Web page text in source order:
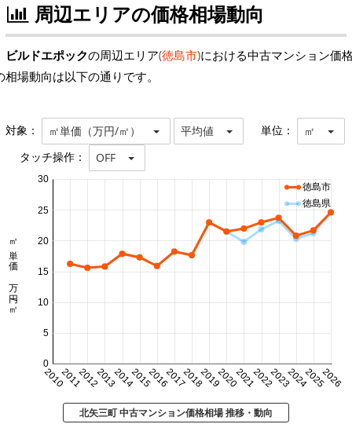
周辺エリアの価格相場動向
ビルドエポックの周辺エリア(徳島市)における中古マンション価
相場動向は以下の通りです。
対象： ㎡単価（万円/㎡） 平均値 単位： ㎡
タッチ操作： OFF
20102011201220132014201520162017201820192020202120222023202420252026
0
5
10
15
20
25
30
㎡単価 万円/㎡
徳島市
徳島県
北矢三町 中古マンション価格相場 推移・動向